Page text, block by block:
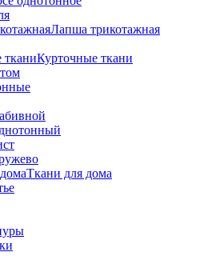
Лапша трикотажная
Курточные ткани
Ткани для дома